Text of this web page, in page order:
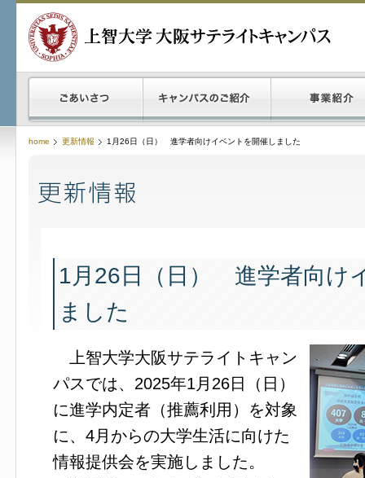
home 更新情報 1月26日（日） 進学者向けイベントを開催しました
1月26日（日） 進学者向け
ました
上智大学大阪サテライトキャン
パスでは、2025年1月26日（日）
に進学内定者（推薦利用）を対象
に、4月からの大学生活に向けた
情報提供会を実施しました。